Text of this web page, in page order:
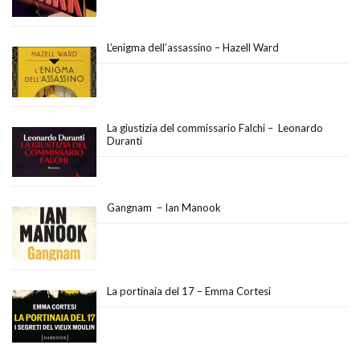
L’enigma dell’assassino – Hazell Ward
La giustizia del commissario Falchi – Leonardo
Duranti
Gangnam – Ian Manook
La portinaia del 17 – Emma Cortesi